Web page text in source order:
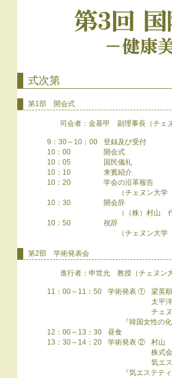
式次第
第1部 開会式
司会者：金基甲 副理事長（チェヌン大
9：30～10：00
登録及び受付
10：00
開会式
10：05
国民儀礼
10：10
来賓紹介
10：20
学会の沿革報告
（チェヌン大学
10：30
開会辞
（（株）村山 代
10：50
祝辞
（チェヌン大学
第2部 学術発表会
進行者：申世允 教授（チェヌン大
11：00～11：50 学術発表 ①
梁英順
太平
チェ
『韓国女性の化
12：00～13：30
昼食
13：30～14：20
学術発表 ②
村山
株式
気エ
『気エステティ